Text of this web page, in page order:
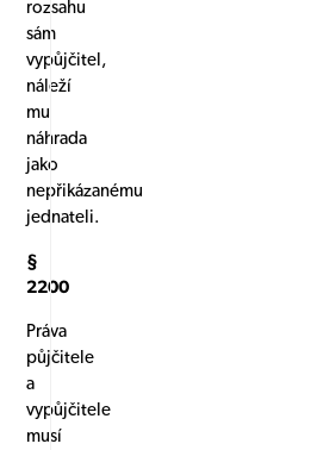
rozsahu
sám
vypůjčitel,
náleží
mu
náhrada
jako
nepřikázanému
jednateli.
§
2200
Práva
půjčitele
a
vypůjčitele
musí